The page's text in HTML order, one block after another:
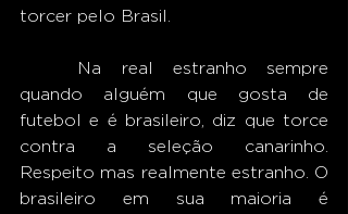
torcer pelo Brasil.
quando alguém que gosta de
futebol e é brasileiro, diz que torce
contra a seleção canarinho.
Respeito mas realmente estranho. O
brasileiro em sua maioria é